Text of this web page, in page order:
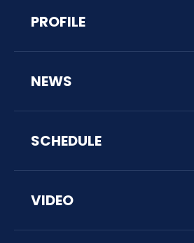
PROFILE
NEWS
SCHEDULE
VIDEO